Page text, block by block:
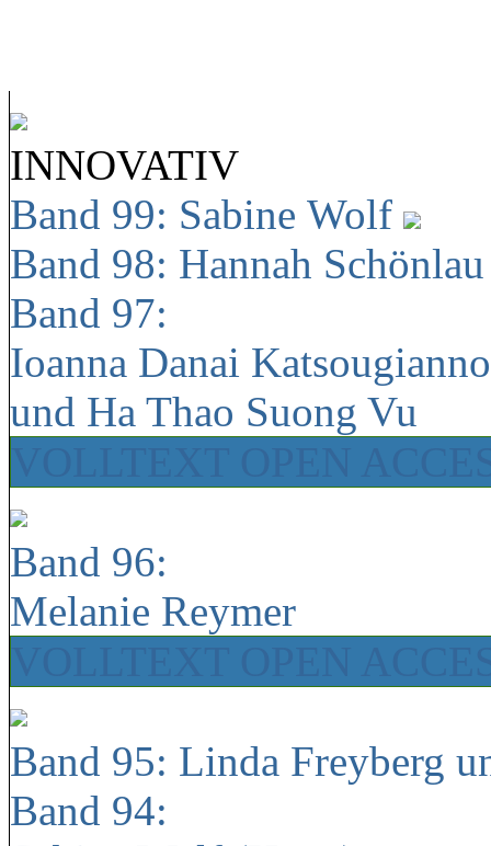
INNOVATIV
Band 99: Sabine Wolf
Band 98: Hannah
Band 97:
Ioanna Danai
und Ha Thao Suong Vu
Band 96:
Melanie Reymer
Band 95: Linda Freyberg
Band 94: